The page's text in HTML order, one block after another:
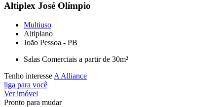
Altiplex José Olímpio
Multiuso
Altiplano
João Pessoa - PB
Salas Comerciais a partir de 30m²
Tenho interesse A Alliance
liga para você
Ver imóvel
Pronto para mudar